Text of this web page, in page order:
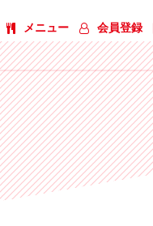
メニュー 会員登録